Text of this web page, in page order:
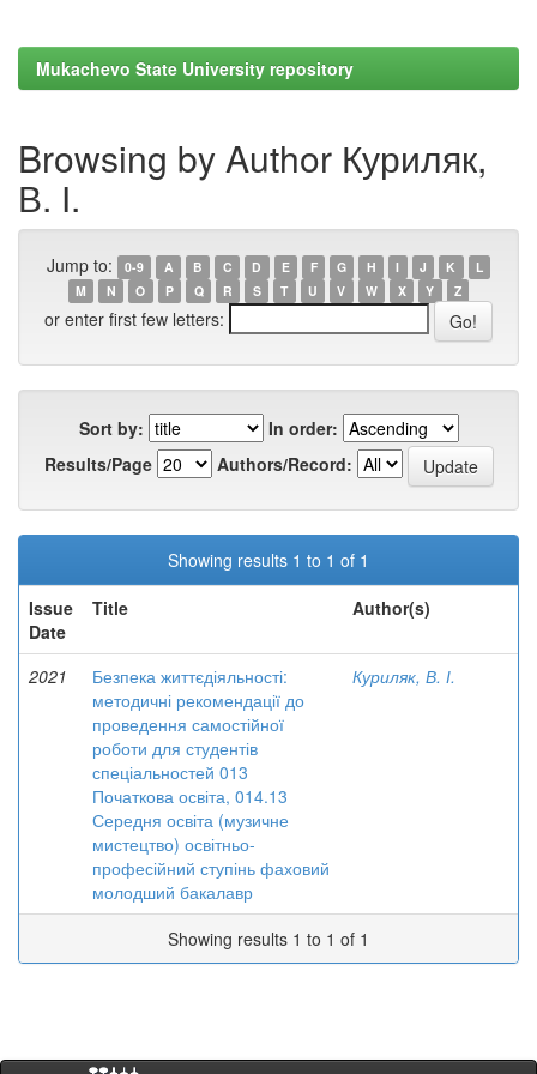
Mukachevo State University repository
Browsing by Author Куриляк,
В. І.
Jump to: 0-9 A B C D E F G H I J K
L
M
N O P Q R S T U V W X Y Z
or enter first few letters:
Sort by:
In order:
Results/Page
Authors/Record:
Showing results 1 to 1 of 1
Issue
Date
Title Author(s)
2021
Безпека життєдіяльності:
методичні рекомендації до
проведення самостійної
роботи для студентів
спеціальностей 013
Початкова освіта, 014.13
Середня освіта (музичне
мистецтво) освітньо-
професійний ступінь фаховий
молодший бакалавр
Куриляк, В. І.
Showing results 1 to 1 of 1